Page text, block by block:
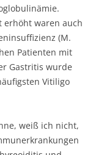
erhöht waren auch
(M.
Patienten mit
Gastritis wurde
Vitiligo
weiß ich nicht,